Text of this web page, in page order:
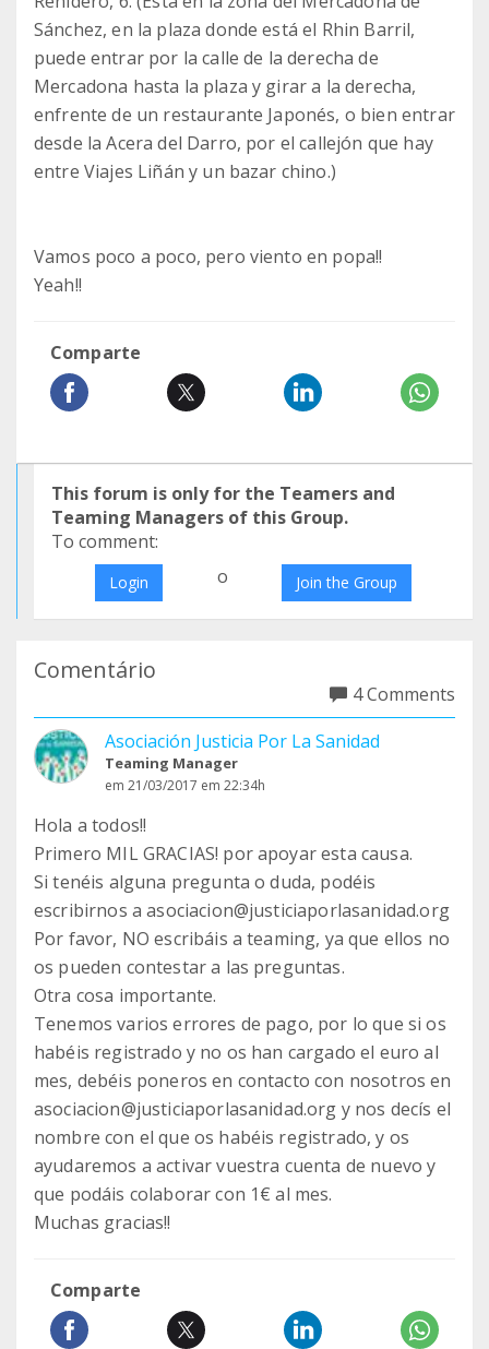
Sánchez, en la plaza donde está el Rhin Barril,
puede entrar por la calle de la derecha de
Mercadona hasta la plaza y girar a la derecha,
enfrente de un restaurante Japonés, o bien entrar
desde la Acera del Darro, por el callejón que hay
entre Viajes Liñán y un bazar chino.)
Vamos poco a poco, pero viento en popa!!
Yeah!!
Comparte
This forum is only for the Teamers and
Teaming Managers of this Group.
To comment:
Login o Join the Group
Comentário
4 Comments
Asociación Justicia Por La Sanidad
Teaming Manager
em 21/03/2017 em 22:34h
Hola a todos!!
Primero MIL GRACIAS! por apoyar esta causa.
Si tenéis alguna pregunta o duda, podéis
escribirnos a asociacion@justiciaporlasanidad.org
Por favor, NO escribáis a teaming, ya que ellos no
os pueden contestar a las preguntas.
Otra cosa importante.
Tenemos varios errores de pago, por lo que si os
habéis registrado y no os han cargado el euro al
mes, debéis poneros en contacto con nosotros en
asociacion@justiciaporlasanidad.org y nos decís el
nombre con el que os habéis registrado, y os
ayudaremos a activar vuestra cuenta de nuevo y
que podáis colaborar con 1€ al mes.
Muchas gracias!!
Comparte